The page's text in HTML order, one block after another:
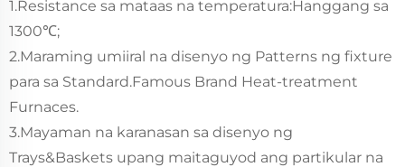
1.Resistance sa mataas na temperatura:Hanggang sa
1300℃;
2.Maraming umiiral na disenyo ng Patterns ng fixture
para sa Standard.Famous Brand Heat-treatment
Furnaces.
3.Mayaman na karanasan sa disenyo ng
Trays&Baskets upang maitaguyod ang partikular na